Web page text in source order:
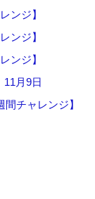
ンジ】
ンジ】
ンジ】
月9日
チャレンジ】